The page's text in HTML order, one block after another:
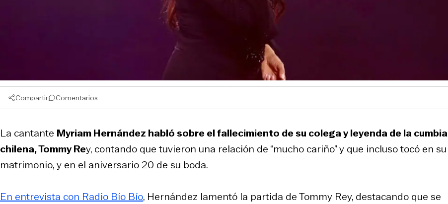
Compartir Comentarios
La cantante Myriam Hernández habló sobre el fallecimiento de su colega y leyenda de la cumbia
chilena, Tommy Rey, contando que tuvieron una relación de “mucho cariño” y que incluso tocó en su
matrimonio, y en el aniversario 20 de su boda.
En entrevista con Radio Bío Bío, Hernández lamentó la partida de Tommy Rey, destacando que se